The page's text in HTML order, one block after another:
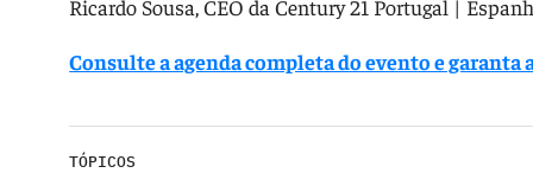
Ricardo Sousa, CEO da Century 21 Portugal |
Consulte a agenda completa do evento e garanta
TÓPICOS